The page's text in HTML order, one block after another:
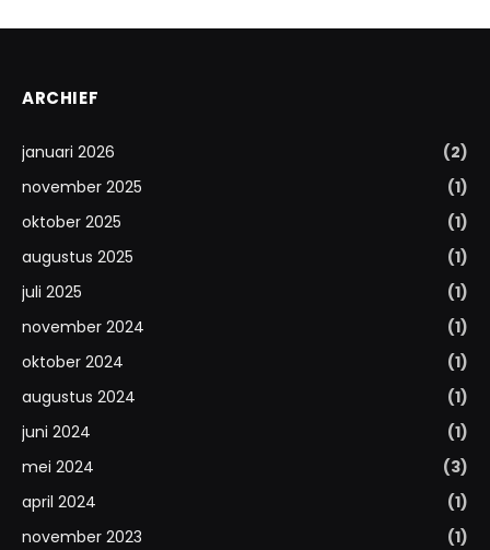
ARCHIEF
januari 2026
(2)
november 2025
(1)
oktober 2025
(1)
augustus 2025
(1)
juli 2025
(1)
november 2024
(1)
oktober 2024
(1)
augustus 2024
(1)
juni 2024
(1)
mei 2024
(3)
april 2024
(1)
november 2023
(1)